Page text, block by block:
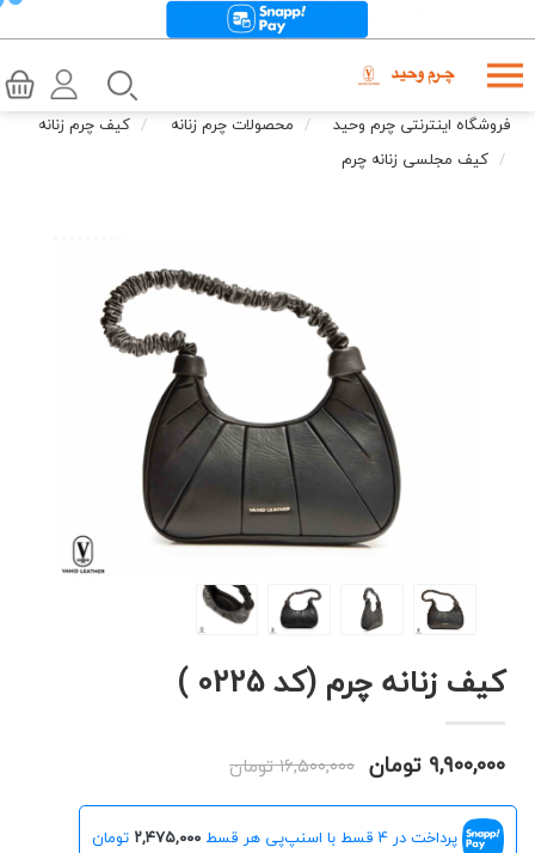
فروشگاه اینترنتی چرم وحید محصولات چرم زنانه
کیف چرم زنانه
کیف مجلسی زنانه چرم
کیف زنانه چرم (کد 0225 )
۹,۹۰۰,۰۰۰ تومان ۱۶,۵۰۰,۰۰۰ تومان
پرداخت در 4 قسط با اسنپ‌پی هر قسط ۲,۴۷۵,۰۰۰ تومان